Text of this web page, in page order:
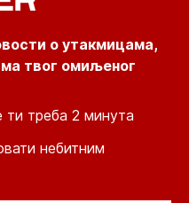
о утакмицама,
твог омиљеног
ти треба 2 минута
небитним